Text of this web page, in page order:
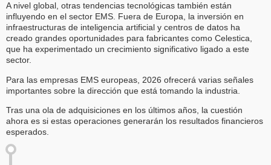
A nivel global, otras tendencias tecnológicas también están
influyendo en el sector EMS. Fuera de Europa, la inversión en
infraestructuras de inteligencia artificial y centros de datos ha
creado grandes oportunidades para fabricantes como Celestica,
que ha experimentado un crecimiento significativo ligado a este
sector.
Para las empresas EMS europeas, 2026 ofrecerá varias señales
importantes sobre la dirección que está tomando la industria.
Tras una ola de adquisiciones en los últimos años, la cuestión
ahora es si estas operaciones generarán los resultados financieros
esperados.